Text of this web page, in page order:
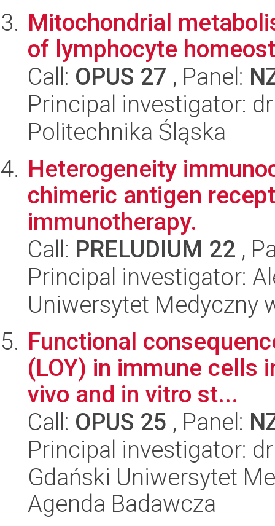
Mitochondrial
of lymphocyte
Call: OPUS 27 , Panel:
Principal investigator:
Politechnika Śląska
Heterogeneity
chimeric antigen
immunotherapy.
Call: PRELUDIUM 22 ,
Principal investigator:
Uniwersytet Medyczny
Functional
(LOY) in immune cells
vivo and in vitro st...
Call: OPUS 25 , Panel:
Principal investigator:
Gdański Uniwersytet
Agenda Badawcza